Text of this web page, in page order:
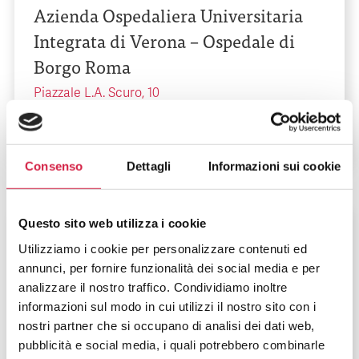
Consenso Dettagli Informazioni sui cookie
Questo sito web utilizza i cookie
Utilizziamo i cookie per personalizzare contenuti ed
annunci, per fornire funzionalità dei social media e per
analizzare il nostro traffico. Condividiamo inoltre
informazioni sul modo in cui utilizzi il nostro sito con i
nostri partner che si occupano di analisi dei dati web,
pubblicità e social media, i quali potrebbero combinarle
Azienda Ospedaliera Universitaria
Integrata di Verona – Ospedale di
Borgo Roma
Piazzale L.A. Scuro, 10
Veneto-Verona
Azienda Ospedaliera Universitaria
Integrata di Verona – Ospedale di
Borgo Trento
Piazzale A. Stefani, 1